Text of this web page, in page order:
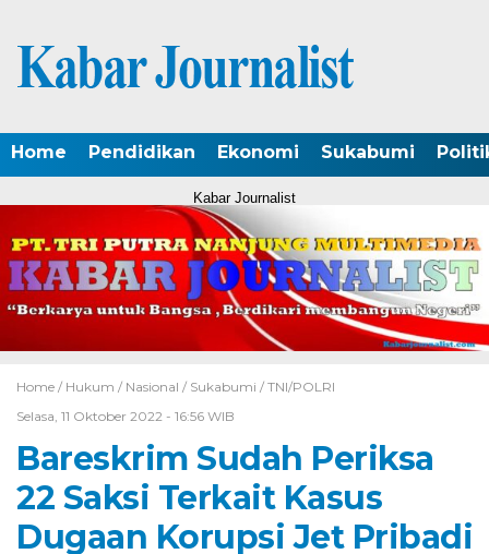
Home Pendidikan Ekonomi Sukabumi
Kabar Journalist
Home / Hukum / Nasional / Sukabumi / TNI/POLRI
Selasa, 11 Oktober 2022 - 16:56 WIB
Bareskrim Sudah Periksa
22 Saksi Terkait Kasus
Dugaan Korupsi Jet Pribadi